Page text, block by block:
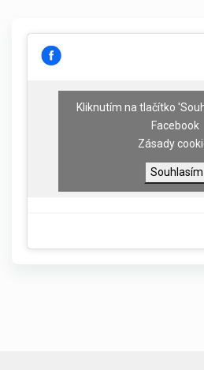
Kliknutím na tlačítko
Facebook
Zásady
Souhlasím